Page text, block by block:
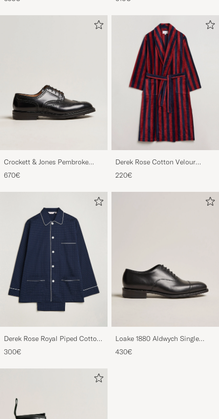
Crockett & Jones Pembroke
Derbys Black Calf
670€
Derek Rose Cotton Velour
Striped Gown Red/Blue
220€
Derek Rose Royal Piped Cotton
Pyjama Set Navy
300€
Loake 1880 Aldwych Single
Oxford Black Calf
430€